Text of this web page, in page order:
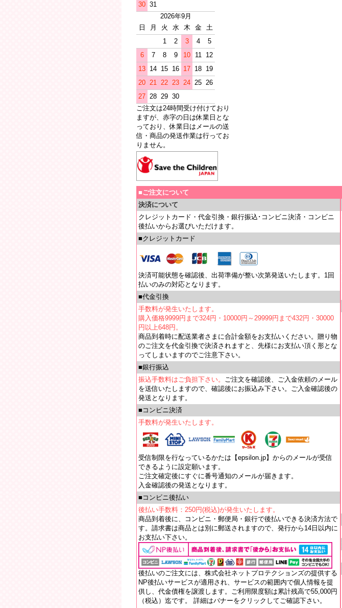
30 31
2026年9月
日
月 火 水 木 金
土
1
2 3 4
5
6
7 8 9 10 11
12
13 14 15 16 17 18 19
20 21 22 23 24 25 26
27 28 29 30
ご注文は24時間受け付けており
ますが、赤字の日は休業日とな
っており、休業日はメールの送
信・商品の発送作業は行ってお
りません。
■ご注文について
決済について
クレジットカード・代金引換・銀行振込･コンビニ決済・コンビニ
後払いからお選びいただけます。
■クレジットカード
決済可能状態を確認後、出荷準備が整い次第発送いたします。1回
払いのみの対応となります。
■代金引換
手数料が発生いたします。
購入価格9999円まで324円・10000円～29999円まで432円・30000
円以上648円。
商品到着時に配送業者さまに合計金額をお支払いください。贈り物
のご注文を代金引換で決済されますと、先様にお支払い頂く形とな
ってしまいますのでご注意下さい。
■銀行振込
振込手数料はご負担下さい。 ご注文を確認後、ご入金依頼のメール
を送信いたしますので、確認後にお振込み下さい。ご入金確認後の
発送となります。
■コンビニ決済
手数料が発生いたします。
受信制限を行なっているかたは【epsilon.jp】からのメールが受信
できるように設定願います。
ご注文確定後にすぐに番号通知のメールが届きます。
入金確認後の発送となります。
■コンビニ後払い
後払い手数料：250円(税込)が発生いたします。
商品到着後に、コンビニ・郵便局・銀行で後払いできる決済方法で
す。請求書は商品とは別に郵送されますので、発行から14日以内に
お支払い下さい。
後払いのご注文には、株式会社ネットプロテクションズの提供する
NP後払いサービスが適用され、サービスの範囲内で個人情報を提
供し、代金債権を譲渡します。ご利用限度額は累計残高で55,000円
（税込）迄です。 詳細はバナーをクリックしてご確認下さい。